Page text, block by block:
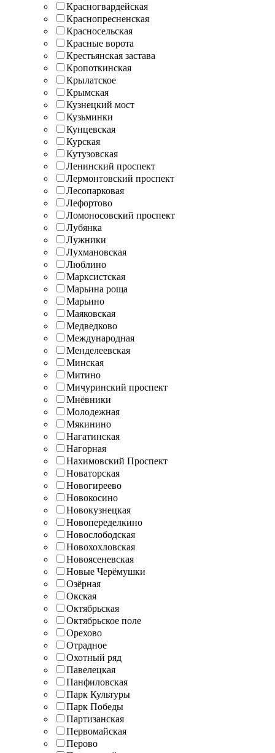
Красногвардейская
Краснопресненская
Красносельская
Красные ворота
Крестьянская застава
Кропоткинская
Крылатское
Крымская
Кузнецкий мост
Кузьминки
Кунцевская
Курская
Кутузовская
Ленинский проспект
Лермонтовский проспект
Лесопарковая
Лефортово
Ломоносовский проспект
Лубянка
Лужники
Лухмановская
Люблино
Марксистская
Марьина роща
Марьино
Маяковская
Медведково
Международная
Менделеевская
Минская
Митино
Мичуринский проспект
Мнёвники
Молодежная
Мякинино
Нагатинская
Нагорная
Нахимовский Проспект
Новаторская
Новогиреево
Новокосино
Новокузнецкая
Новопеределкино
Новослободская
Новохохловская
Новоясеневская
Новые Черёмушки
Озёрная
Окская
Октябрьская
Октябрьское поле
Орехово
Отрадное
Охотный ряд
Павелецкая
Панфиловская
Парк Культуры
Парк Победы
Партизанская
Первомайская
Перово